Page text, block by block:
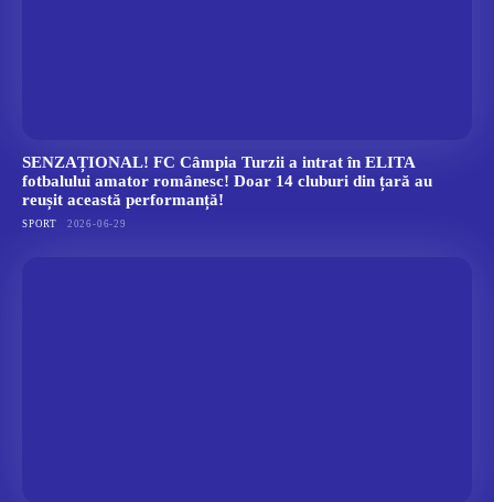
SENZAȚIONAL! FC Câmpia Turzii a intrat în ELITA
fotbalului amator românesc! Doar 14 cluburi din țară au
reușit această performanță!
SPORT 2026-06-29